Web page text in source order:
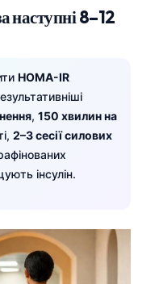
наступні 8–12
HOMA-IR
, 150 хвилин на
2–3 сесії силових
інсулін.